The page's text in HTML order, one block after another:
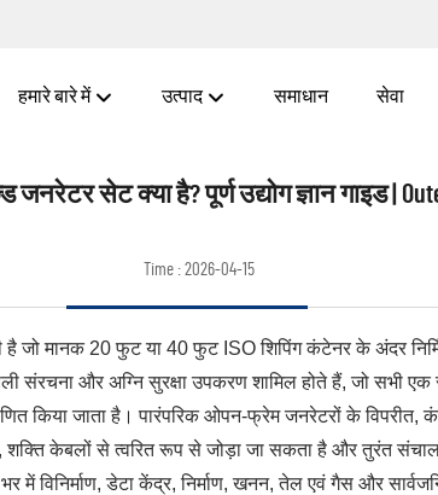
हमारे बारे में उत्पाद समाधान सेवा
जनरेटर सेट क्या है? पूर्ण उद्योग ज्ञान गाइड |
Time : 2026-04-15
जो मानक 20 फुट या 40 फुट ISO शिपिंग कंटेनर के अंदर
और अग्नि सुरक्षा उपकरण शामिल होते हैं, जो सभी एक
किया जाता है। पारंपरिक ओपन-फ्रेम जनरेटरों के
शक्ति केबलों से त्वरित रूप से जोड़ा जा सकता है और तुरंत
विनिर्माण, डेटा केंद्र, निर्माण, खनन, तेल एवं गैस और